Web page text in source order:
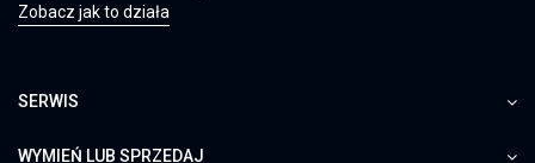
Zobacz jak to działa
SERWIS
WYMIEŃ LUB SPRZEDAJ